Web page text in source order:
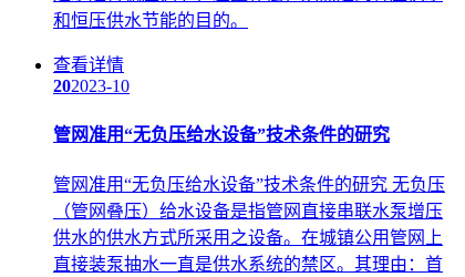
和恒压供水节能的目的。
查看详情
202023-10
管网准用“无负压给水设备”技术条件的研究
管网准用“无负压给水设备”技术条件的研究 无负压
（管网叠压）给水设备是指管网直接串联水泵增压
供水的供水方式所采用之设备。在城镇公用管网上
直接装泵抽水一直是供水系统的禁区。其理由：首